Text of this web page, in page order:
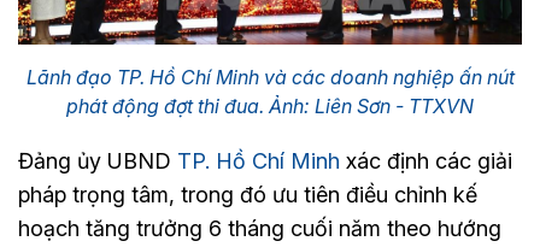
Lãnh đạo TP. Hồ Chí Minh và các doanh nghiệp ấn nút
phát động đợt thi đua. Ảnh: Liên Sơn - TTXVN
Đảng ủy UBND TP. Hồ Chí Minh xác định các giải
pháp trọng tâm, trong đó ưu tiên điều chỉnh kế
hoạch tăng trưởng 6 tháng cuối năm theo hướng